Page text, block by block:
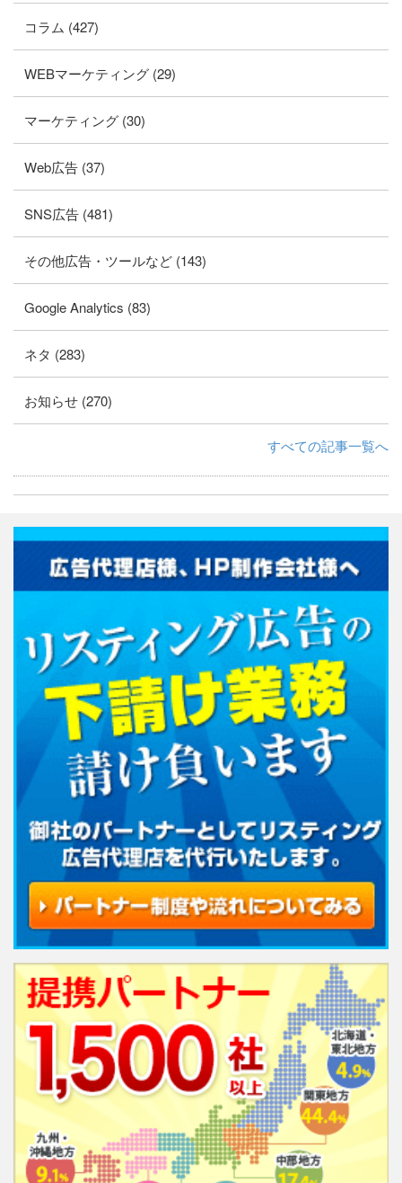
コラム (427)
WEBマーケティング (29)
マーケティング (30)
Web広告 (37)
SNS広告 (481)
その他広告・ツールなど (143)
Google Analytics (83)
ネタ (283)
お知らせ (270)
すべての記事一覧へ